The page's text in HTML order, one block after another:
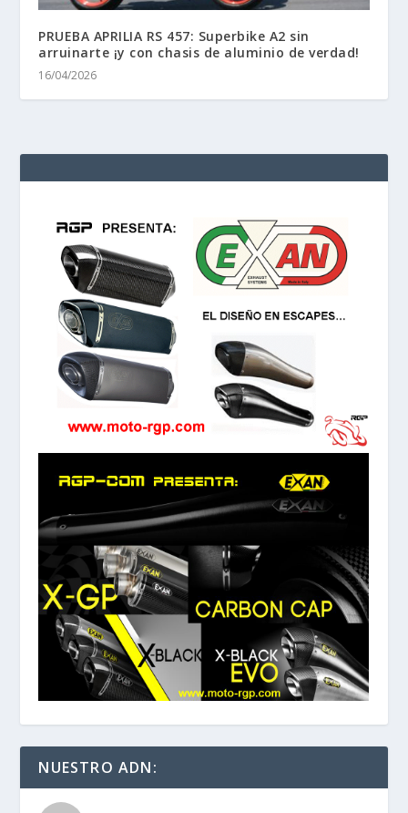
PRUEBA APRILIA RS 457: Superbike A2 sin
arruinarte ¡y con chasis de aluminio de verdad!
16/04/2026
NUESTRO ADN: